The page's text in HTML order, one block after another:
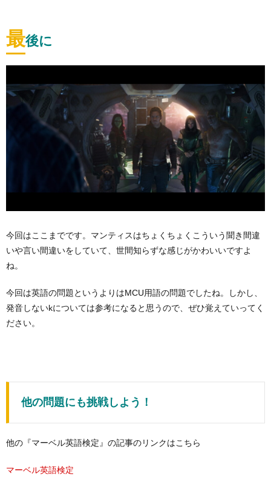
最後に
今回はここまでです。マンティスはちょくちょくこういう聞き間違
いや言い間違いをしていて、世間知らずな感じがかわいいですよ
ね。
今回は英語の問題というよりはMCU用語の問題でしたね。しかし、
発音しないkについては参考になると思うので、ぜひ覚えていってく
ださい。
他の問題にも挑戦しよう！
他の『マーベル英語検定』の記事のリンクはこちら
マーベル英語検定